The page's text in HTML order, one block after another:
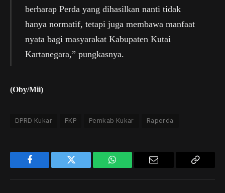
berharap Perda yang dihasilkan nanti tidak
hanya normatif, tetapi juga membawa manfaat
nyata bagi masyarakat Kabupaten Kutai
Kartanegara,” pungkasnya.
(Oby/Mii)
DPRD Kukar FKP Pemkab Kukar Raperda
Facebook Twitter WhatsApp